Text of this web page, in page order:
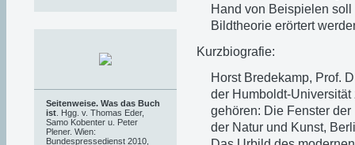
Hand von Beispielen
Bildtheorie erörtert
Kurzbiografie:
Horst Bredekamp, Prof.
der Humboldt-
gehören: Die Fenster der
der Natur und Kunst,
Seitenweise. Was das Buch
ist . Hgg. v. Thomas Eder,
Samo Kobenter u. Peter
Plener. Wien:
Bundespressedienst 2010,